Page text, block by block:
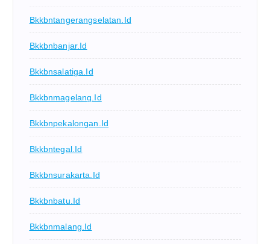
Bkkbntangerangselatan.id
Bkkbnbanjar.id
Bkkbnsalatiga.id
Bkkbnmagelang.id
Bkkbnpekalongan.id
Bkkbntegal.id
Bkkbnsurakarta.id
Bkkbnbatu.id
Bkkbnmalang.id